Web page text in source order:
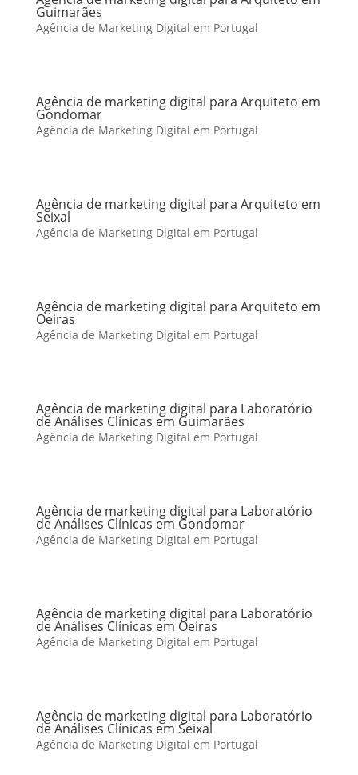
Guimarães
Agência de Marketing Digital em Portugal
Agência de marketing digital para Arquiteto em
Gondomar
Agência de Marketing Digital em Portugal
Agência de marketing digital para Arquiteto em
Seixal
Agência de Marketing Digital em Portugal
Agência de marketing digital para Arquiteto em
Oeiras
Agência de Marketing Digital em Portugal
Agência de marketing digital para Laboratório
de Análises Clínicas em Guimarães
Agência de Marketing Digital em Portugal
Agência de marketing digital para Laboratório
de Análises Clínicas em Gondomar
Agência de Marketing Digital em Portugal
Agência de marketing digital para Laboratório
de Análises Clínicas em Oeiras
Agência de Marketing Digital em Portugal
Agência de marketing digital para Laboratório
de Análises Clínicas em Seixal
Agência de Marketing Digital em Portugal